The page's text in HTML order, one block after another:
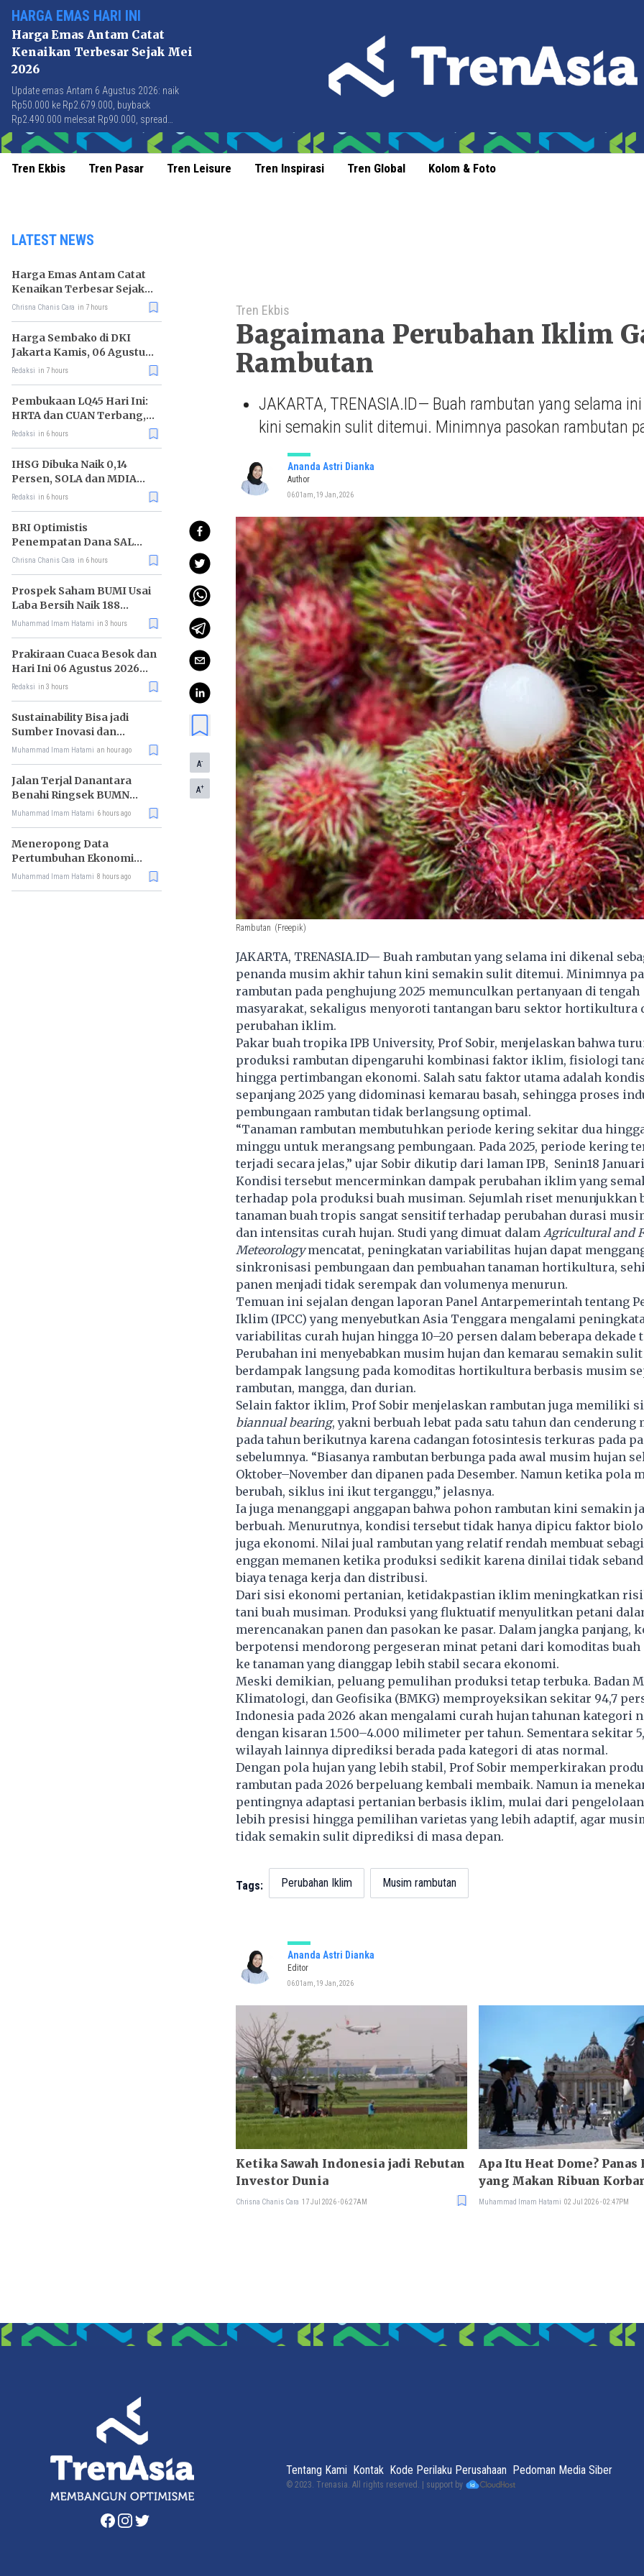
HARGA EMAS HARI INI
Harga Emas Antam Catat
Kenaikan Terbesar Sejak Mei
2026
Update emas Antam 6 Agustus 2026: naik
Rp50.000 ke Rp2.679.000, buyback
Rp2.490.000 melesat Rp90.000, spread
Rp189.000 tersempit sejak awal April 2026.
Tren Ekbis Tren Pasar Tren Leisure Tren Inspirasi Tren Global Kolom & Foto
LATEST NEWS
Harga Emas Antam Catat
Kenaikan Terbesar Sejak
Mei 2026
Chrisna Chanis Cara in 7 hours
Harga Sembako di DKI
Jakarta Kamis, 06 Agustus
2026, Daging Kambing
Redaksi in 7 hours
Pembukaan LQ45 Hari Ini:
HRTA dan CUAN Terbang,
MAPI Tiarap
Redaksi in 6 hours
IHSG Dibuka Naik 0,14
Persen, SOLA dan MDIA
Jadi Katalis
Redaksi in 6 hours
BRI Optimistis
Penempatan Dana SAL
Dorong Pembiayaan Sektor
Chrisna Chanis Cara in 6 hours
Prospek Saham BUMI Usai
Laba Bersih Naik 188
Persen
Muhammad Imam Hatami in 3 hours
Prakiraan Cuaca Besok dan
Hari Ini 06 Agustus 2026
untuk Wilayah DKI Jakarta
Redaksi in 3 hours
Sustainability Bisa jadi
Sumber Inovasi dan
Peluang Bisnis
Muhammad Imam Hatami an hour ago
Jalan Terjal Danantara
Benahi Ringsek BUMN
Karya
Muhammad Imam Hatami 6 hours ago
Meneropong Data
Pertumbuhan Ekonomi
Kuartal II 2026
Muhammad Imam Hatami 8 hours ago
A-
A+
Tren Ekbis
Bagaimana Perubahan Iklim
Rambutan
JAKARTA, TRENASIA.ID— Buah rambutan yang selama
kini semakin sulit ditemui. Minimnya pasokan rambutan
Ananda Astri Dianka
Author
06:01am, 19 Jan, 2026
Rambutan (Freepik)
JAKARTA, TRENASIA.ID— Buah rambutan yang selama ini dikenal
penanda musim akhir tahun kini semakin sulit ditemui. Minimnya
rambutan pada penghujung 2025 memunculkan pertanyaan di tengah
masyarakat, sekaligus menyoroti tantangan baru sektor hortikultura
perubahan iklim.
Pakar buah tropika IPB University, Prof Sobir, menjelaskan bahwa
produksi rambutan dipengaruhi kombinasi faktor iklim, fisiologi
hingga pertimbangan ekonomi. Salah satu faktor utama adalah
sepanjang 2025 yang didominasi kemarau basah, sehingga proses
pembungaan rambutan tidak berlangsung optimal.
“Tanaman rambutan membutuhkan periode kering sekitar dua
minggu untuk merangsang pembungaan. Pada 2025, periode kering
terjadi secara jelas,” ujar Sobir dikutip dari laman IPB, Senin18
Kondisi tersebut mencerminkan dampak perubahan iklim yang
terhadap pola produksi buah musiman. Sejumlah riset menunjukkan
tanaman buah tropis sangat sensitif terhadap perubahan durasi
dan intensitas curah hujan. Studi yang dimuat dalam Agricultural and
Meteorologymencatat, peningkatan variabilitas hujan dapat
sinkronisasi pembungaan dan pembuahan tanaman hortikultura,
panen menjadi tidak serempak dan volumenya menurun.
Temuan ini sejalan dengan laporan Panel Antarpemerintah tentang
Iklim (IPCC) yang menyebutkan Asia Tenggara mengalami
variabilitas curah hujan hingga 10–20 persen dalam beberapa dekade
Perubahan ini menyebabkan musim hujan dan kemarau semakin
berdampak langsung pada komoditas hortikultura berbasis musim
rambutan, mangga, dan durian.
Selain faktor iklim, Prof Sobir menjelaskan rambutan juga memiliki
biannual bearing, yakni berbuah lebat pada satu tahun dan cenderung
pada tahun berikutnya karena cadangan fotosintesis terkuras pada
sebelumnya. “Biasanya rambutan berbunga pada awal musim hujan
Oktober–November dan dipanen pada Desember. Namun ketika pola
berubah, siklus ini ikut terganggu,” jelasnya.
Ia juga menanggapi anggapan bahwa pohon rambutan kini semakin
berbuah. Menurutnya, kondisi tersebut tidak hanya dipicu faktor
juga ekonomi. Nilai jual rambutan yang relatif rendah membuat
enggan memanen ketika produksi sedikit karena dinilai tidak
biaya tenaga kerja dan distribusi.
Dari sisi ekonomi pertanian, ketidakpastian iklim meningkatkan
tani buah musiman. Produksi yang fluktuatif menyulitkan petani
merencanakan panen dan pasokan ke pasar. Dalam jangka panjang,
berpotensi mendorong pergeseran minat petani dari komoditas
ke tanaman yang dianggap lebih stabil secara ekonomi.
Meski demikian, peluang pemulihan produksi tetap terbuka. Badan
Klimatologi, dan Geofisika (BMKG) memproyeksikan sekitar 94,7
Indonesia pada 2026 akan mengalami curah hujan tahunan kategori
dengan kisaran 1.500–4.000 milimeter per tahun. Sementara sekitar
wilayah lainnya diprediksi berada pada kategori di atas normal.
Dengan pola hujan yang lebih stabil, Prof Sobir memperkirakan
rambutan pada 2026 berpeluang kembali membaik. Namun ia
pentingnya adaptasi pertanian berbasis iklim, mulai dari
lebih presisi hingga pemilihan varietas yang lebih adaptif, agar
tidak semakin sulit diprediksi di masa depan.
Tags: Perubahan Iklim Musim rambutan
Ananda Astri Dianka
Editor
06:01am, 19 Jan, 2026
Ketika Sawah Indonesia jadi Rebutan
Investor Dunia
Chrisna Chanis Cara 17 Jul 2026 - 06:27AM
Apa Itu Heat Dome?
yang Makan Ribuan
Muhammad Imam Hatami 02 Jul 2026 - 02:47PM
Facebook
Instagram
Twitter
Tentang Kami Kontak Kode Perilaku Perusahaan Pedoman Media Siber
© 2023. Trenasia . All rights reserved. | support by